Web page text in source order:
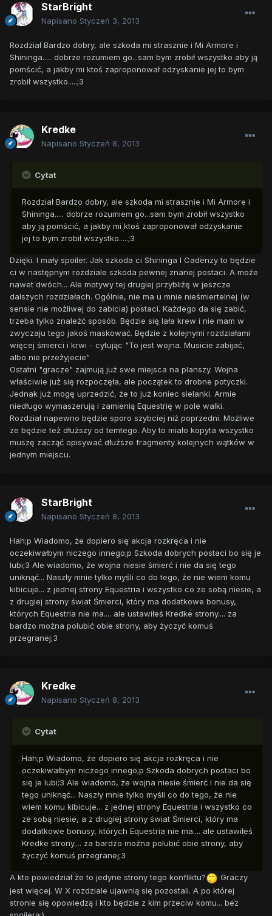
StarBright
Napisano Styczeń 3, 2013
Rozdział Bardzo dobry, ale szkoda mi strasznie i Mi Armore i
Shininga..... dobrze rozumiem go...sam bym zrobił wszystko aby ją
pomścić, a jakby mi ktoś zaproponował odzyskanie jej to bym
zrobił wszystko.....;3
Kredke
Napisano Styczeń 8, 2013
Cytat
Rozdział Bardzo dobry, ale szkoda mi strasznie i Mi Armore i
Shininga..... dobrze rozumiem go...sam bym zrobił wszystko
aby ją pomścić, a jakby mi ktoś zaproponował odzyskanie
jej to bym zrobił wszystko.....;3
Dzięki. I mały spoiler. Jak szkoda ci Shininga I Cadenzy to będzie
ci w następnym rozdziale szkoda pewnej znanej postaci. A może
nawet dwóch... Ale motywy tej drugiej przybliżę w jeszcze
dalszych rozdziałach. Ogólnie, nie ma u mnie nieśmiertelnej (w
sensie nie możliwej do zabicia) postaci. Każdego da się zabić,
trzeba tylko znaleźć sposób. Będzie się lała krew i nie mam w
zwyczaju tego jakoś maskować. Będzie z kolejnymi rozdziałami
więcej śmierci i krwi - cytując "To jest wojna. Musicie zabijać,
albo nie przeżyjecie"
Ostatni "gracze" zajmują już swe miejsca na planszy. Wojna
właściwie już się rozpoczęła, ale początek to drobne potyczki.
Jednak już mogę uprzedzić, że to już koniec sielanki. Armie
niedługo wymaszerują i zamienią Equestrię w pole walki.
Rozdział napewno będzie sporo szybciej niż poprzedni. Możliwe
ze będzie też dłuższy od temtego. Aby to miało kopyta wszystko
muszę zacząć opisywać dłuższe fragmenty kolejnych wątków w
jednym miejscu.
StarBright
Napisano Styczeń 8, 2013
Hah;p Wiadomo, że dopiero się akcja rozkręca i nie
oczekiwałbym niczego innego;p Szkoda dobrych postaci bo się je
lubi;3 Ale wiadomo, że wojna niesie śmierć i nie da się tego
uniknąć... Naszły mnie tylko myśli co do tego, że nie wiem komu
kibicuje... z jednej strony Equestria i wszystko co ze sobą niesie, a
z drugiej strony świat Śmierci, który ma dodatkowe bonusy,
których Equestria nie ma.... ale ustawiłeś Kredke strony.... za
bardzo można polubić obie strony, aby życzyć komuś
przegranej;3
Kredke
Napisano Styczeń 8, 2013
Cytat
Hah;p Wiadomo, że dopiero się akcja rozkręca i nie
oczekiwałbym niczego innego;p Szkoda dobrych postaci bo
się je lubi;3 Ale wiadomo, że wojna niesie śmierć i nie da się
tego uniknąć... Naszły mnie tylko myśli co do tego, że nie
wiem komu kibicuje... z jednej strony Equestria i wszystko co
ze sobą niesie, a z drugiej strony świat Śmierci, który ma
dodatkowe bonusy, których Equestria nie ma.... ale ustawiłeś
Kredke strony.... za bardzo można polubić obie strony, aby
życzyć komuś przegranej;3
A kto powiedział że to jedyne strony tego konfliktu?
Graczy
jest więcej. W X rozdziale ujawnią się pozostali. A po której
stronie się opowiedzą i kto będzie z kim przeciw komu... bez